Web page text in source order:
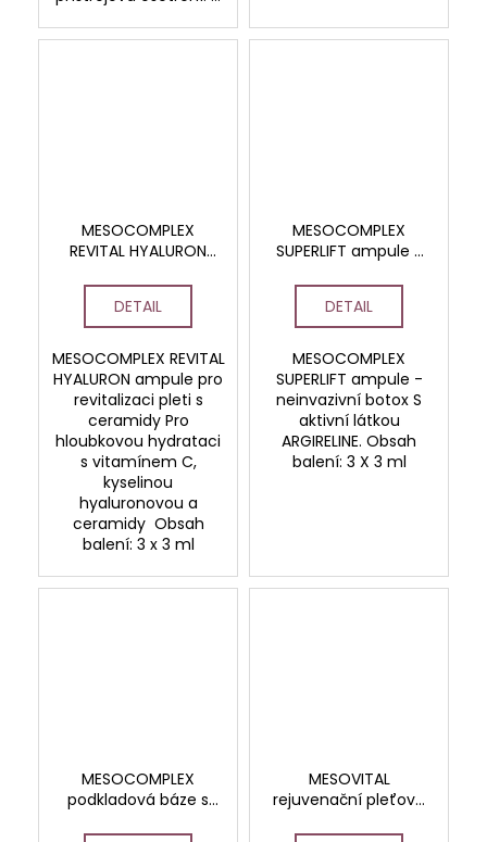
MESOCOMPLEX
REVITAL HYALURON
revitalizaci s
ceramidy
DETAIL
MESOCOMPLEX REVITAL
HYALURON ampule pro
revitalizaci pleti s
ceramidy Pro
hloubkovou hydrataci
s vitamínem C,
kyselinou
hyaluronovou a
ceramidy Obsah
balení: 3 x 3 ml
MESOCOMPLEX
SUPERLIFT ampule -
DETAIL
MESOCOMPLEX
SUPERLIFT ampule -
neinvazivní botox S
aktivní látkou
ARGIRELINE. Obsah
balení: 3 X 3 ml
MESOCOMPLEX
podkladová báze s
MESOVITAL
rejuvenační pleťové